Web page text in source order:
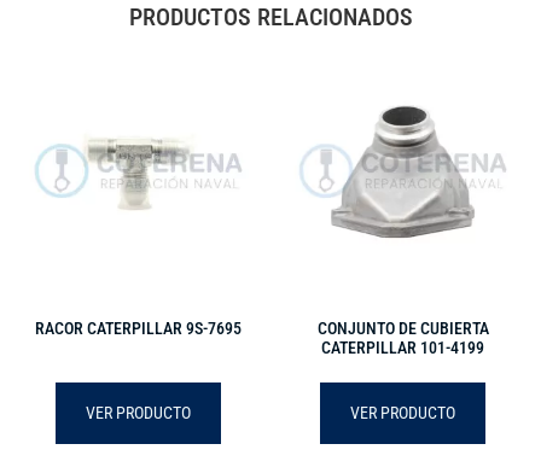
PRODUCTOS RELACIONADOS
RACOR CATERPILLAR 9S-7695
VER PRODUCTO
CONJUNTO DE CUBIERTA
CATERPILLAR 101-4199
VER PRODUCTO